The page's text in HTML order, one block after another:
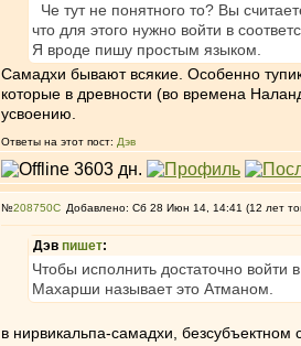
Че тут не понятного то? Вы
что для этого нужно войти в
Я вроде пишу простым языком.
Самадхи бывают всякие. Особенно
которые в древности (во времена
усвоению.
Ответы на этот пост: Дэв
№208750 Добавлено: Сб 28 Июн 14, 14:41 (12 лет
Дэв пишет:
Чтобы исполнить достаточно войти
Махарши называет это Атманом.
в нирвикальпа-самадхи, безсубъектном